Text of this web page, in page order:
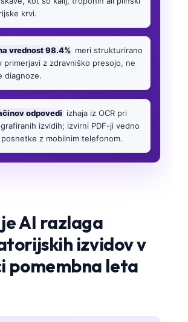
krvi.
vrednost 98.4% meri strukturirano
primerjavi z zdravniško presojo, ne
diagnoze.
odpovedi izhaja iz OCR pri
izvidih; izvirni PDF-ji vedno
posnetke z mobilnim telefonom.
AI razlaga
izvidov v
pomembna leta